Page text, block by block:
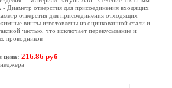
Диаметр отверстия для присоединения входящих
отверстия для присоединения отходящих
винты изготовлены из оцинкованной стали и
частью, что исключает перекусывание и
проводников
цена: 216.86 руб